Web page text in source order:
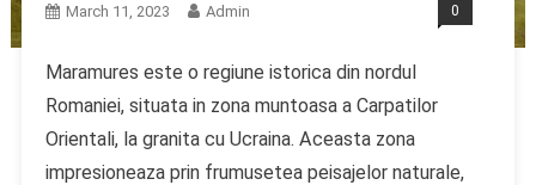
March 11, 2023 Admin 0
Maramures este o regiune istorica din nordul
Romaniei, situata in zona muntoasa a Carpatilor
Orientali, la granita cu Ucraina. Aceasta zona
impresioneaza prin frumusetea peisajelor naturale,